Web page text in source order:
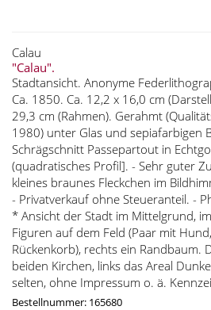
Calau
"Calau".
Stadtansicht. Anonyme
Ca. 1850. Ca. 12,2 x 16,0 cm
29,3 cm (Rahmen). Gerahmt
1980) unter Glas und sepiafarbigen
Schrägschnitt Passepartout in
(quadratisches Profil]. - Sehr guter
kleines braunes Fleckchen im
- Privatverkauf ohne Steueranteil. -
* Ansicht der Stadt im Mittelgrund,
Figuren auf dem Feld (Paar mit
Rückenkorb), rechts ein Randbaum.
beiden Kirchen, links das Areal
selten, ohne Impressum o. ä.
Bestellnummer: 165680